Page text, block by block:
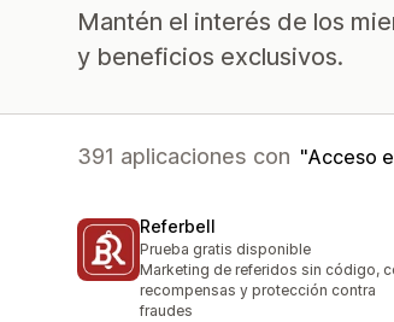
Mantén el interés de los
y beneficios exclusivos.
391 aplicaciones con Acceso
Referbell
Prueba gratis disponible
Marketing de referidos sin código,
recompensas y protección contra
fraudes